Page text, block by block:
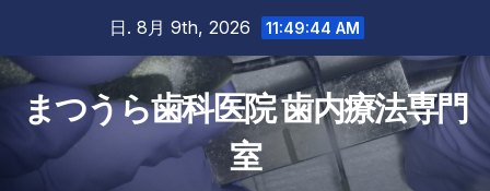
content
日. 8月 9th, 2026 11:49:45 AM
まつうら歯科医院 歯内療法専門
室